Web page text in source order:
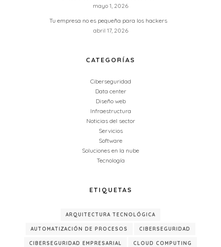
mayo 1, 2026
Tu empresa no es pequeña para los hackers
abril 17, 2026
CATEGORÍAS
Ciberseguridad
Data center
Diseño web
Infraestructura
Noticias del sector
Servicios
Software
Soluciones en la nube
Tecnología
ETIQUETAS
ARQUITECTURA TECNOLÓGICA
AUTOMATIZACIÓN DE PROCESOS CIBERSEGURIDAD
CIBERSEGURIDAD EMPRESARIAL CLOUD COMPUTING